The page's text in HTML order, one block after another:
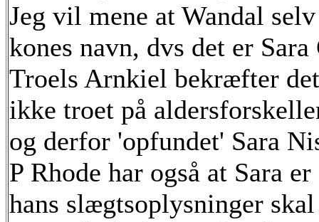
Jeg vil mene at Wandal
kones navn, dvs det er
Troels Arnkiel bekræfter
ikke troet på
og derfor 'opfundet' Sara
P Rhode har også at Sara
hans slægtsoplysninger